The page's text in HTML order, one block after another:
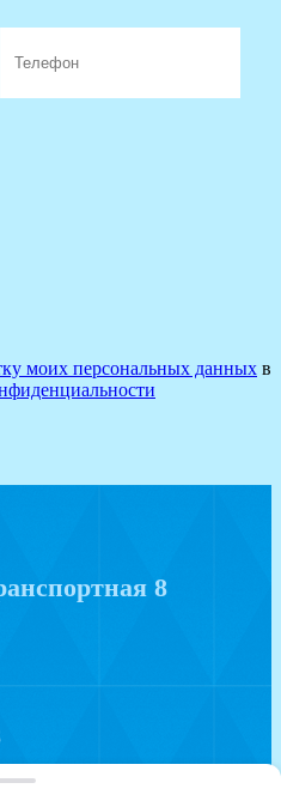
моих персональных данных в
8